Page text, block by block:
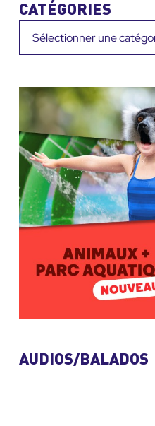
CATÉGORIES
Catégories
AUDIOS/BALADOS